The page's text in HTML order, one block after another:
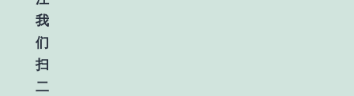
我
们
扫
二